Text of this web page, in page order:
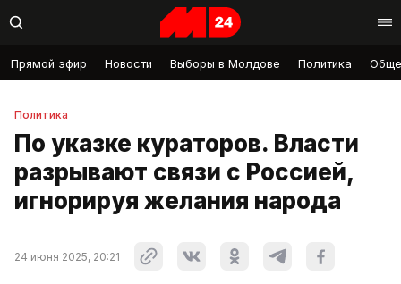
Прямой эфир Новости Выборы в Молдове Политика
Политика
По указке кураторов. Власти
разрывают связи с Россией,
игнорируя желания народа
24 июня 2025, 20:21